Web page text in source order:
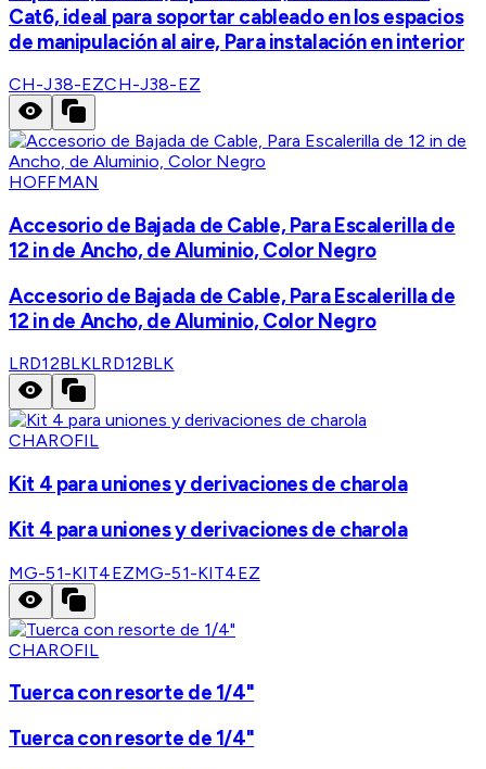
Cat6, ideal para soportar cableado en los espacios
de manipulación al aire, Para instalación en interior
CH-J38-EZCH-J38-EZ
HOFFMAN
Accesorio de Bajada de Cable, Para Escalerilla de
12 in de Ancho, de Aluminio, Color Negro
Accesorio de Bajada de Cable, Para Escalerilla de
12 in de Ancho, de Aluminio, Color Negro
LRD12BLKLRD12BLK
CHAROFIL
Kit 4 para uniones y derivaciones de charola
Kit 4 para uniones y derivaciones de charola
MG-51-KIT4EZMG-51-KIT4EZ
CHAROFIL
Tuerca con resorte de 1/4"
Tuerca con resorte de 1/4"